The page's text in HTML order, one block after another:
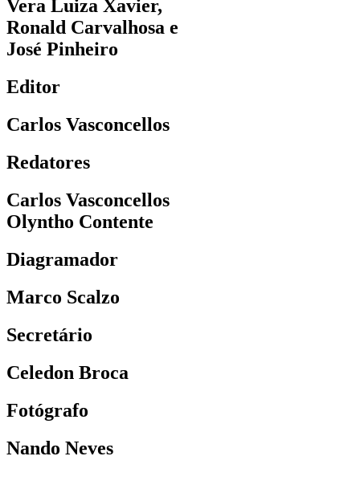
Vera Luiza Xavier,
Ronald Carvalhosa e
José Pinheiro
Editor
Carlos Vasconcellos
Redatores
Carlos Vasconcellos
Olyntho Contente
Diagramador
Marco Scalzo
Secretário
Celedon Broca
Fotógrafo
Nando Neves